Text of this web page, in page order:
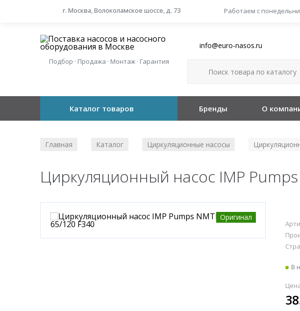
г. Москва, Волоколамское шоссе, д. 73 Работаем с
Подбор · Продажа · Монтаж · Гарантия
info@euro-nasos.ru
Каталог товаров Бренды О
Главная Каталог Циркуляционные насосы
Циркуляционный насос IMP
Оригинал
В